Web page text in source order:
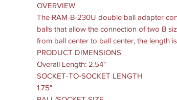
OVERVIEW
The RAM-B-230U double ball adapter
balls that allow the connection of two B
from ball center to ball center, the length is
PRODUCT DIMENSIONS
Overall Length: 2.54"
SOCKET-TO-SOCKET LENGTH
1.75"